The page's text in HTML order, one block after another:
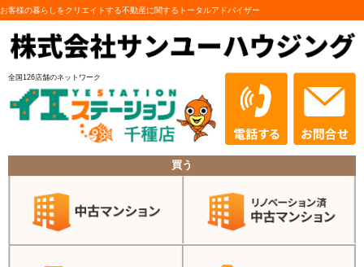
お客様の暮らしをクリエイトする不動産に関するトータルアドバイザー
全国126店舗のネットワーク
買う